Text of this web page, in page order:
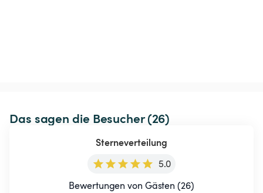
Das sagen die Besucher (26)
Sterneverteilung
5.0
Bewertungen von Gästen (26)